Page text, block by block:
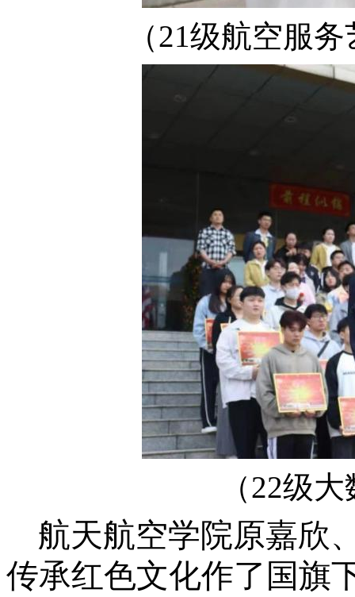
（21级航空服
（22级
航天航空学院原嘉欣
传承红色文化作了 国旗